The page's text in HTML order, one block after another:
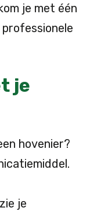
je met één
je
hovenier?
je